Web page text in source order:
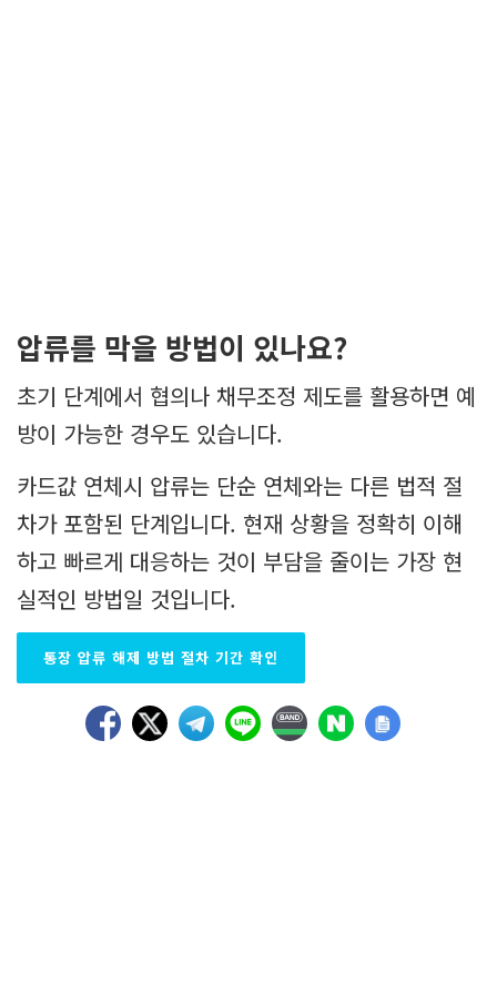
압류를 막을 방법이 있나요?
초기 단계에서 협의나 채무조정 제도를 활용하면 예
방이 가능한 경우도 있습니다.
카드값 연체시 압류는 단순 연체와는 다른 법적 절
차가 포함된 단계입니다. 현재 상황을 정확히 이해
하고 빠르게 대응하는 것이 부담을 줄이는 가장 현
실적인 방법일 것입니다.
통장 압류 해제 방법 절차 기간 확인